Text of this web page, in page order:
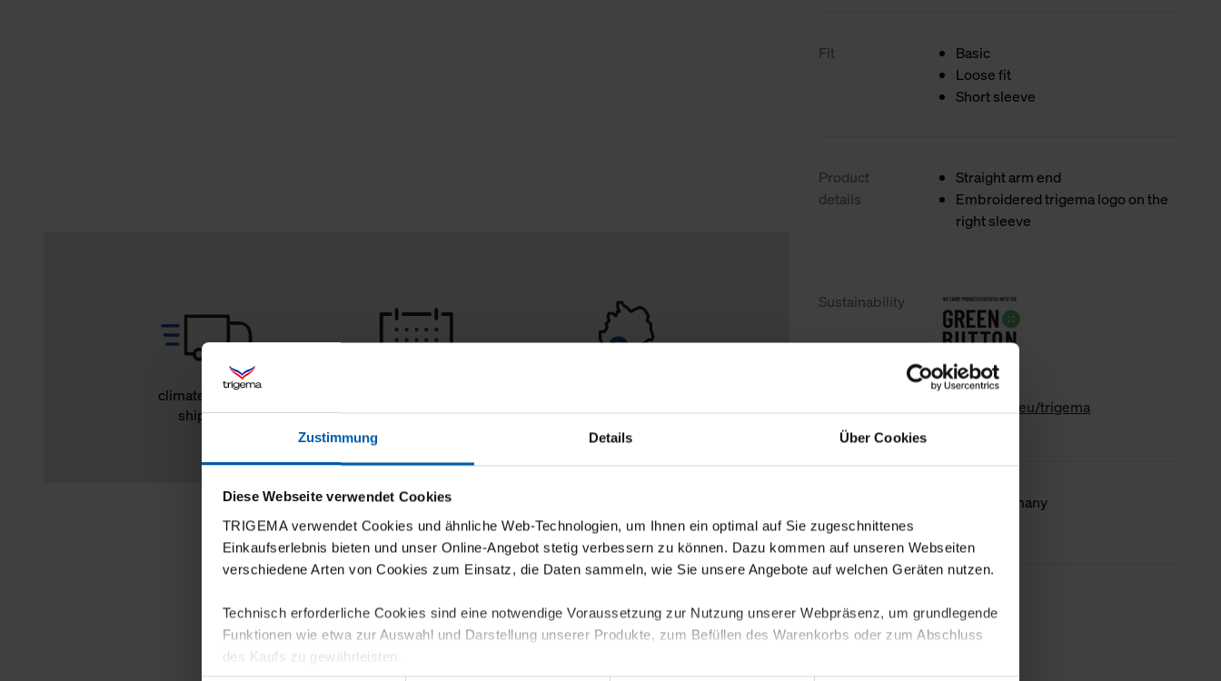
Zustimmung Details Über Cookies
Diese Webseite verwendet Cookies
TRIGEMA verwendet Cookies und ähnliche Web-Technologien, um Ihnen ein optimal auf Sie zugeschnittenes
Einkaufserlebnis bieten und unser Online-Angebot stetig verbessern zu können. Dazu kommen auf unseren Webseiten
verschiedene Arten von Cookies zum Einsatz, die Daten sammeln, wie Sie unsere Angebote auf welchen Geräten nutzen.
Technisch erforderliche Cookies sind eine notwendige Voraussetzung zur Nutzung unserer Webpräsenz, um grundlegende
Funktionen wie etwa zur Auswahl und Darstellung unserer Produkte, zum Befüllen des Warenkorbs oder zum Abschluss
des Kaufs zu gewährleisten.
climate-neutral
shipping
Burladingen
Fit
Basic
Loose fit
Short sleeve
Product
details
Straight arm end
Embroidered trigema logo on the
right sleeve
Sustainability
www.gk-info.eu/trigema
origin
Made in Germany
less information